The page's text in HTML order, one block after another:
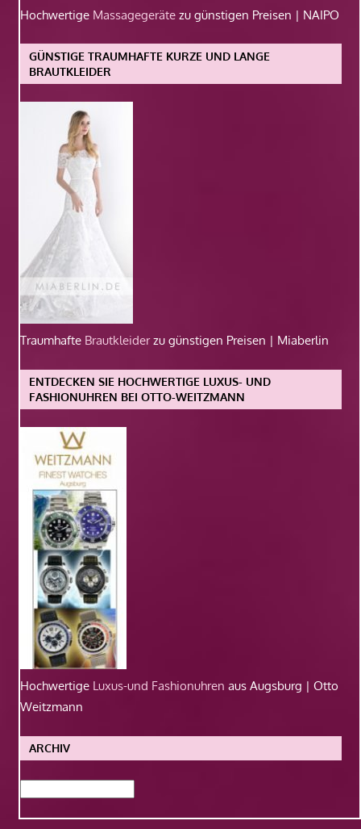
Hochwertige Massagegeräte zu günstigen Preisen | NAIPO
GÜNSTIGE TRAUMHAFTE KURZE UND LANGE
BRAUTKLEIDER
Traumhafte Brautkleiderzu günstigen Preisen | Miaberlin
ENTDECKEN SIE HOCHWERTIGE LUXUS- UND
FASHIONUHREN BEI OTTO-WEITZMANN
Hochwertige Luxus-und Fashionuhren aus Augsburg | Otto
Weitzmann
ARCHIV